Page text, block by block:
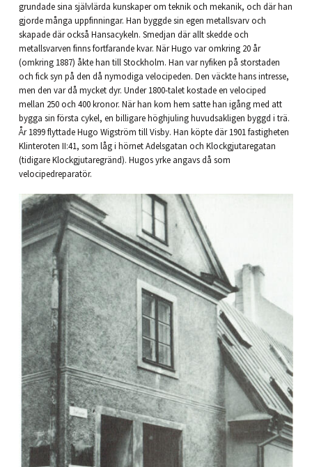
grundade sina självlärda kunskaper om teknik och mekanik, och där han
gjorde många uppfinningar. Han byggde sin egen metallsvarv och
skapade där också Hansacykeln. Smedjan där allt skedde och
metallsvarven finns fortfarande kvar. När Hugo var omkring 20 år
(omkring 1887) åkte han till Stockholm. Han var nyfiken på storstaden
och fick syn på den då nymodiga velocipeden. Den väckte hans intresse,
men den var då mycket dyr. Under 1800-talet kostade en velociped
mellan 250 och 400 kronor. När han kom hem satte han igång med att
bygga sin första cykel, en billigare höghjuling huvudsakligen byggd i trä.
År 1899 flyttade Hugo Wigström till Visby. Han köpte där 1901 fastigheten
Klinteroten II:41, som låg i hörnet Adelsgatan och Klockgjutaregatan
(tidigare Klockgjutaregränd). Hugos yrke angavs då som
velocipedreparatör.